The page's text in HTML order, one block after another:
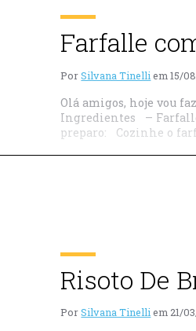
Farfalle
PorSilvana Tinelli em 15/
Olá amigos, hoje vou
Ingredientes –
preparo: Cozinhe o
Risoto De
PorSilvana Tinelli em 21/